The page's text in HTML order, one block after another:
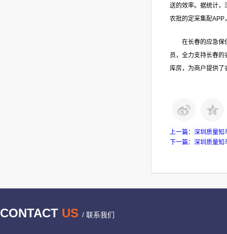
送的效率。据统计，
农批的定采集配APP
在长春的应急保
员，全力支持长春
库房，为商户提供了
上一篇： 深圳质量知
下一篇： 深圳质量知
CONTACT US / 联系我们